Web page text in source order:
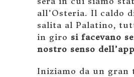
all’Osteria. Il caldo
salita al Palatino,
in giro si facevano
nostro senso
Iniziamo da un gran